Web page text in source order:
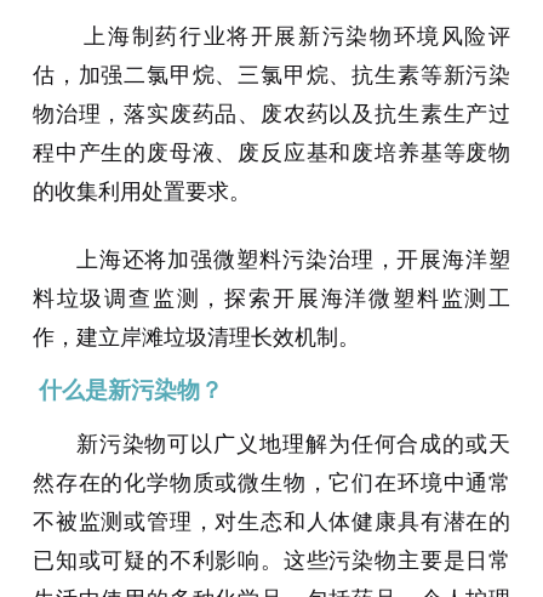
上海制药行业将开展新污染物环境风险评
估，加强二氯甲烷、三氯甲烷、抗生素等新污染
物治理，落实废药品、废农药以及抗生素生产过
程中产生的废母液、废反应基和废培养基等废物
的收集利用处置要求。
上海还将加强微塑料污染治理，开展海洋塑
料垃圾调查监测，探索开展海洋微塑料监测工
作，建立岸滩垃圾清理长效机制。
什么是新污染物？
新污染物可以广义地理解为任何合成的或天
然存在的化学物质或微生物，它们在环境中通常
不被监测或管理，对生态和人体健康具有潜在的
已知或可疑的不利影响。这些污染物主要是日常